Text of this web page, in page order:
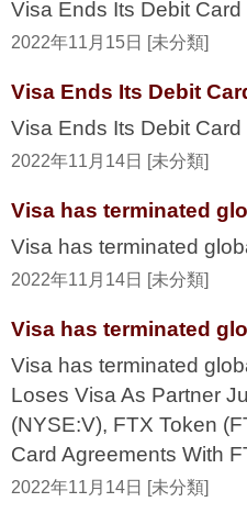
Visa Ends Its Debit
2022年11月15日 [未分類]
Visa Ends Its Debit
Visa Ends Its Debit
2022年11月14日 [未分類]
Visa has terminated
Visa has terminated
2022年11月14日 [未分類]
Visa has terminated
Visa has terminated
Loses Visa As Partner
(NYSE:V), FTX Token
Card Agreements With
2022年11月14日 [未分類]